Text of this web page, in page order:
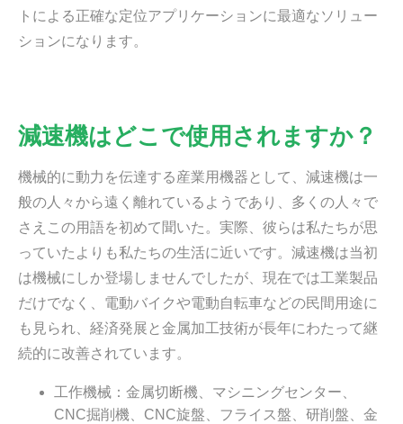
トによる正確な定位アプリケーションに最適なソリュー
ションになります。
減速機はどこで使用されますか？
機械的に動力を伝達する産業用機器として、減速機は一
般の人々から遠く離れているようであり、多くの人々で
さえこの用語を初めて聞いた。実際、彼らは私たちが思
っていたよりも私たちの生活に近いです。減速機は当初
は機械にしか登場しませんでしたが、現在では工業製品
だけでなく、電動バイクや電動自転車などの民間用途に
も見られ、経済発展と金属加工技術が長年にわたって継
続的に改善されています。
工作機械：金属切断機、マシニングセンター、
CNC掘削機、CNC旋盤、フライス盤、研削盤、金